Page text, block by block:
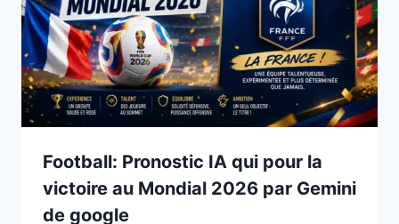
Football: Pronostic IA qui pour la
victoire au Mondial 2026 par Gemini
de google